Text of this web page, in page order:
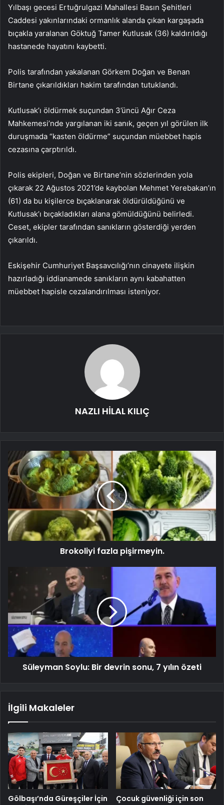
Yılbaşı gecesi Ertuğrulgazi Mahallesi Basın Şehitleri
Caddesi yakınlarındaki ormanlık alanda çıkan kargaşada
bıçakla yaralanan Göktuğ Tamer Kutlusak (36) kaldırıldığı
hastanede hayatını kaybetti.
Polis tarafından yakalanan Görkem Doğan ve Benan
Birtane çıkarıldıkları hakim tarafından tutuklandı.
Kutlusak’ı öldürmek suçundan 3’üncü Ağır Ceza
Mahkemesi’nde yargılanan iki sanık, geçen yıl görülen ilk
duruşmada “kasten öldürme” suçundan müebbet hapis
cezasına çarptırıldı.
Polis ekipleri, Doğan ve Birtane’nin sözlerinden yola
çıkarak 22 Ağustos 2021’de kaybolan Mehmet Yerebakan’ın
(61) da bu kişilerce bıçaklanarak öldürüldüğünü ve
Kutlusak’ı bıçakladıkları alana gömüldüğünü belirledi.
Ceset, ekipler tarafından sanıkların gösterdiği yerden
çıkarıldı.
Eskişehir Cumhuriyet Başsavcılığı’nın cinayete ilişkin
hazırladığı iddianamede sanıkların aynı kabahatten
müebbet hapisle cezalandırılması isteniyor.
NAZLI HİLAL KILIÇ
Brokoliyi fazla pişirmeyin.
Süleyman Soylu: Bir devrin sonu, 7 yılın özeti
İlgili Makaleler
Gölbaşı’nda Güreşçiler İçin
Çocuk güvenliği için son